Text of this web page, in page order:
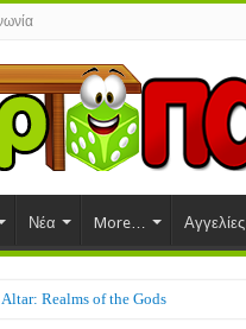
Νέα More… Αγγελίες
Realms of the Gods